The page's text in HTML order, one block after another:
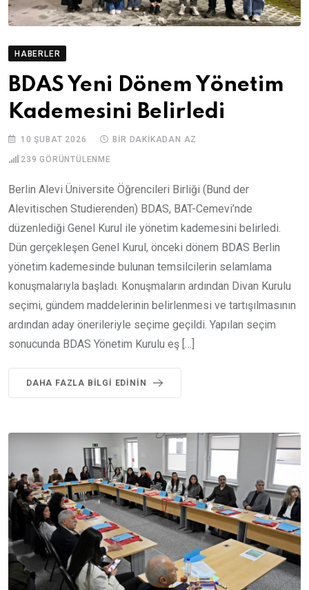
HABERLER
BDAS Yeni Dönem Yönetim
Kademesini Belirledi
10 ŞUBAT 2026 BIR DAKIKADAN AZ
239 GÖRÜNTÜLENME
Berlin Alevi Üniversite Öğrencileri Birliği (Bund der
Alevitischen Studierenden) BDAS, BAT-Cemevi’nde
düzenlediği Genel Kurul ile yönetim kademesini belirledi.
Dün gerçekleşen Genel Kurul, önceki dönem BDAS Berlin
yönetim kademesinde bulunan temsilcilerin selamlama
konuşmalarıyla başladı. Konuşmaların ardından Divan Kurulu
seçimi, gündem maddelerinin belirlenmesi ve tartışılmasının
ardından aday önerileriyle seçime geçildi. Yapılan seçim
sonucunda BDAS Yönetim Kurulu eş […]
DAHA FAZLA BILGI EDININ